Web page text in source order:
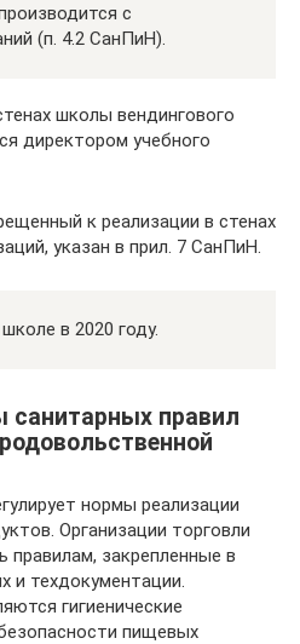
с
(п. 4.2 СанПиН).
школы вендингового
директором учебного
к реализации в стенах
указан в прил. 7 СанПиН.
в 2020 году.
правил
нормы реализации
Организации торговли
закрепленные в
и техдокументации.
гигиенические
пищевых